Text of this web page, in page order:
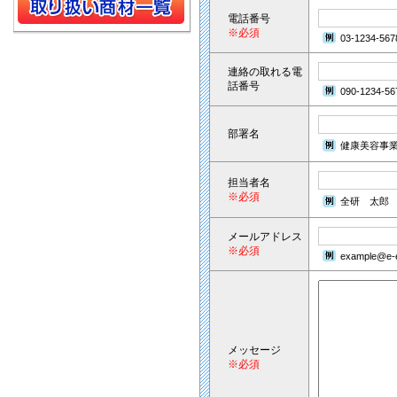
電話番号
※必須
03-1234-
連絡の取れる電
話番号
090-1234-
部署名
健康美容事
担当者名
※必須
全研 太郎
メールアドレス
※必須
メッセージ
※必須